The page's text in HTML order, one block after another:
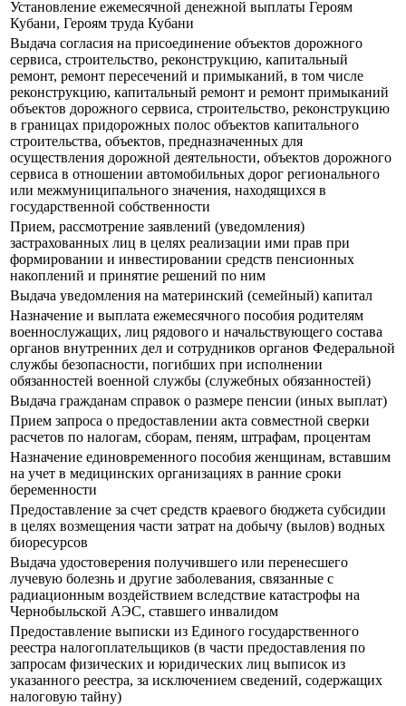
Установление ежемесячной денежной выплаты Героям
Кубани, Героям труда Кубани
Выдача согласия на присоединение объектов дорожного
сервиса, строительство, реконструкцию, капитальный
ремонт, ремонт пересечений и примыканий, в том числе
реконструкцию, капитальный ремонт и ремонт примыканий
объектов дорожного сервиса, строительство, реконструкцию
в границах придорожных полос объектов капитального
строительства, объектов, предназначенных для
осуществления дорожной деятельности, объектов дорожного
сервиса в отношении автомобильных дорог регионального
или межмуниципального значения, находящихся в
государственной собственности
Прием, рассмотрение заявлений (уведомления)
застрахованных лиц в целях реализации ими прав при
формировании и инвестировании средств пенсионных
накоплений и принятие решений по ним
Выдача уведомления на материнский (семейный) капитал
Назначение и выплата ежемесячного пособия родителям
военнослужащих, лиц рядового и начальствующего состава
органов внутренних дел и сотрудников органов Федеральной
службы безопасности, погибших при исполнении
обязанностей военной службы (служебных обязанностей)
Выдача гражданам справок о размере пенсии (иных выплат)
Прием запроса о предоставлении акта совместной сверки
расчетов по налогам, сборам, пеням, штрафам, процентам
Назначение единовременного пособия женщинам, вставшим
на учет в медицинских организациях в ранние сроки
беременности
Предоставление за счет средств краевого бюджета субсидии
в целях возмещения части затрат на добычу (вылов) водных
биоресурсов
Выдача удостоверения получившего или перенесшего
лучевую болезнь и другие заболевания, связанные с
радиационным воздействием вследствие катастрофы на
Чернобыльской АЭС, ставшего инвалидом
Предоставление выписки из Единого государственного
реестра налогоплательщиков (в части предоставления по
запросам физических и юридических лиц выписок из
указанного реестра, за исключением сведений, содержащих
налоговую тайну)